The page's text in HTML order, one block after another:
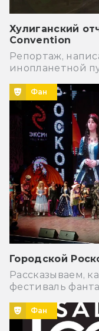
Хулиганский
Convention
Репортаж,
инопланетной
Фан
Городской
Рассказываем,
фестиваль
Фан